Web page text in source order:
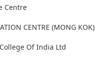
Centre
CENTRE (MONG KOK)
Of India Ltd